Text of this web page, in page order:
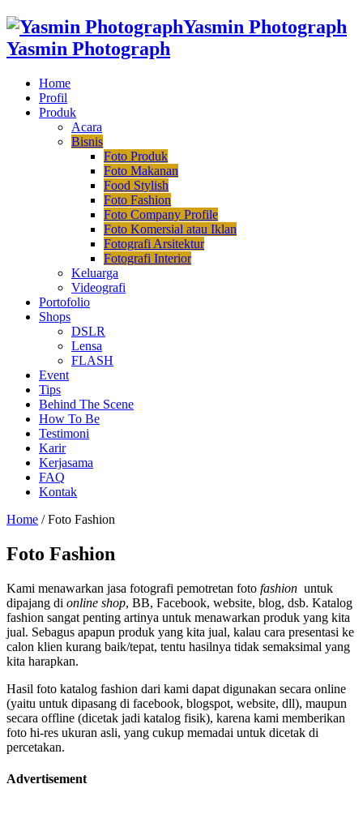
Yasmin Photograph
Yasmin Photograph
Home
Profil
Produk
Acara
Bisnis
Foto Produk
Foto Makanan
Food Stylish
Foto Fashion
Foto Company Profile
Foto Komersial atau Iklan
Fotografi Arsitektur
Fotografi Interior
Keluarga
Videografi
Portofolio
Shops
DSLR
Lensa
FLASH
Event
Tips
Behind The Scene
How To Be
Testimoni
Karir
Kerjasama
FAQ
Kontak
Home /Foto Fashion
Foto Fashion
Kami menawarkan jasa fotografi pemotretan foto fashion untuk
dipajang di online shop, BB, Facebook, website, blog, dsb. Katalog
fashion sangat penting artinya untuk menawarkan produk yang kita
jual. Sebagus apapun produk yang kita jual, kalau cara presentasi ke
calon klien kurang baik/tepat, tentu hasilnya tidak semaksimal yang
kita harapkan.
Hasil foto katalog fashion dari kami dapat digunakan secara online
(yaitu untuk dipasang di facebook, blogspot, website, dll), maupun
secara offline (dicetak jadi katalog fisik), karena kami memberikan
foto hi-res ukuran asli, yang cukup memadai untuk dicetak di
percetakan.
Advertisement